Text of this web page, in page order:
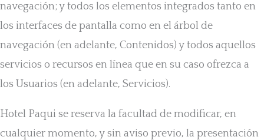
navegación; y todos los elementos integrados tanto en
los interfaces de pantalla como en el árbol de
navegación (en adelante, Contenidos) y todos aquellos
servicios o recursos en línea que en su caso ofrezca a
los Usuarios (en adelante, Servicios).
Hotel Paqui se reserva la facultad de modificar, en
cualquier momento, y sin aviso previo, la presentación